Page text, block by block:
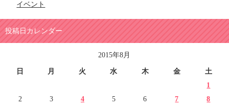
イベント
投稿日カレンダー
2015年8月
日 月 火 水 木 金
土
1
2
3 4 5 6 7 8